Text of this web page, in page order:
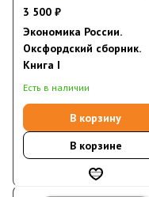
3 500 ₽
Экономика России.
Оксфордский сборник.
Книга I
Есть в наличии
В корзину
В корзине